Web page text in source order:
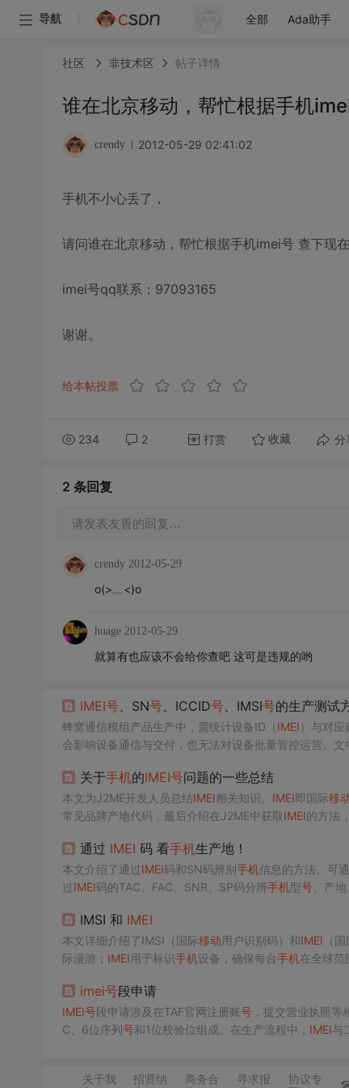
导航 全部 Ada助手
社区 非技术区 帖子详情
谁在北京移动，帮忙根据手机
crendy 2012-05-29 02:41:02
手机不小心丢了，
请问谁在北京移动，帮忙根据手机imei号 查下现
imei号qq联系：97093165
谢谢。
给本帖投票
234 2 打赏 收藏 分
2 条回复
请发表友善的回复…
crendy 2012-05-29
o(>﹏<)o
huage 2012-05-29
就算有也应该不会给你查吧 这可是违规的哟
IMEI号、SN号、ICCID号、IMSI号的生产测试
蜂窝通信模组产品生产中，需统计设备ID（ IMEI ）与对应
会影响设备通信与交付，也无法对设备批量管控运营。
关于手机的IMEI号问题的一些总结
本文为J2ME开发人员总结IMEI相关知识。 IMEI即国际移
常见品牌产地代码，最后介绍在J2ME中获取IMEI的方法
通过 IMEI 码 看手机生产地！
本文介绍了通过IMEI码和SN码辨别手机信息的方法。可
过IMEI码的TAC、FAC、SNR、SP码分辨手机型号、产地
IMSI 和 IMEI
本文详细介绍了IMSI（国际移动用户识别码）和IMEI （
际漫游； IMEI用于标识手机设备，确保每台手机在全球范
imei号段申请
IMEI号段申请涉及在TAF官网注册账号，提交营业执照等
C、6位序列号和1位校验位组成。在生产流程中， IMEI与
关于我
招贤纳
商务合
寻求报
协议专